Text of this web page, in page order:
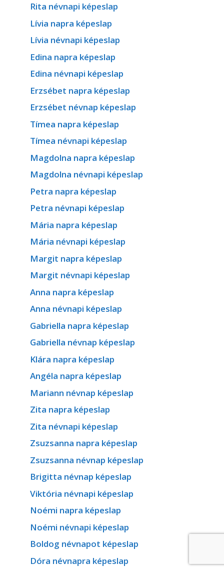
Rita névnapi képeslap
Lívia napra képeslap
Lívia névnapi képeslap
Edina napra képeslap
Edina névnapi képeslap
Erzsébet napra képeslap
Erzsébet névnap képeslap
Tímea napra képeslap
Tímea névnapi képeslap
Magdolna napra képeslap
Magdolna névnapi képeslap
Petra napra képeslap
Petra névnapi képeslap
Mária napra képeslap
Mária névnapi képeslap
Margit napra képeslap
Margit névnapi képeslap
Anna napra képeslap
Anna névnapi képeslap
Gabriella napra képeslap
Gabriella névnap képeslap
Klára napra képeslap
Angéla napra képeslap
Mariann névnap képeslap
Zita napra képeslap
Zita névnapi képeslap
Zsuzsanna napra képeslap
Zsuzsanna névnap képeslap
Brigitta névnap képeslap
Viktória névnapi képeslap
Noémi napra képeslap
Noémi névnapi képeslap
Boldog névnapot képeslap
Dóra névnapra képeslap